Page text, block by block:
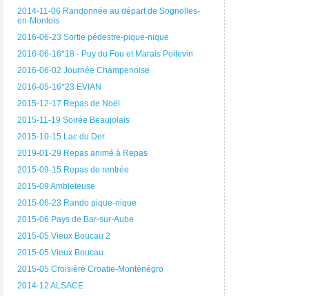
2014-11-06 Randonnée au départ de Sognolles-
en-Montois
2016-06-23 Sortie pédestre-pique-nique
2016-06-16*18 - Puy du Fou et Marais Poitevin
2016-06-02 Journée Champenoise
2016-05-16*23 EVIAN
2015-12-17 Repas de Noël
2015-11-19 Soirée Beaujolais
2015-10-15 Lac du Der
2019-01-29 Repas animé à Repas
2015-09-15 Repas de rentrée
2015-09 Ambleteuse
2015-06-23 Rando pique-nique
2015-06 Pays de Bar-sur-Aube
2015-05 Vieux Boucau 2
2015-05 Vieux Boucau
2015-05 Croisière Croatie-Monténégro
2014-12 ALSACE